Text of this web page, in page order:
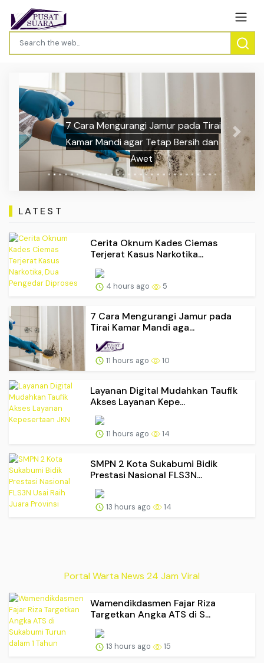
7 Cara Mengurangi Jamur pada Tirai
Kamar Mandi agar Tetap Bersih dan
Awet
Previous Next
LATEST
Cerita Oknum Kades Ciemas
Terjerat Kasus Narkotika...
4 hours ago 5
7 Cara Mengurangi Jamur pada
Tirai Kamar Mandi aga...
11 hours ago 10
Layanan Digital Mudahkan Taufik
Akses Layanan Kepe...
11 hours ago 14
SMPN 2 Kota Sukabumi Bidik
Prestasi Nasional FLS3N...
13 hours ago 14
Portal Warta News 24 Jam Viral
Wamendikdasmen Fajar Riza
Targetkan Angka ATS di S...
13 hours ago 15